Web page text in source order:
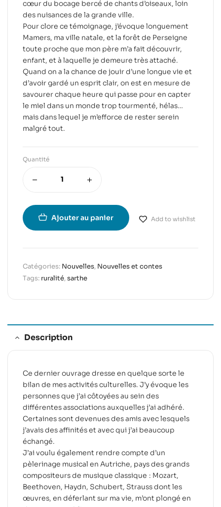
cœur du bocage bercé de chants d’oiseaux, loin
des nuisances de la grande ville.
Pour clore ce témoignage, j’évoque longuement
Mamers, ma ville natale, et la forêt de Perseigne
toute proche que mon père m’a fait découvrir,
enfant, et à laquelle je demeure très attaché.
Quand on a la chance de jouir d’une longue vie et
d’avoir gardé un esprit clair, on est en mesure de
savourer chaque heure qui passe pour en capter
le miel dans un monde trop tourmenté, hélas…
mais dans lequel je m’efforce de rester serein
malgré tout.
Quantité
Ajouter au panier Add to wishlist
Catégories: Nouvelles, Nouvelles et contes
Tags: ruralité,sarthe
Description
Ce dernier ouvrage dresse en quelque sorte le
bilan de mes activités culturelles. J’y évoque les
personnes que j’ai côtoyées au sein des
différentes associations auxquelles j’ai adhéré.
Certaines sont devenues des amis avec lesquels
j’avais des affinités et avec qui j’ai beaucoup
échangé.
J’ai voulu également rendre compte d’un
pèlerinage musical en Autriche, pays des grands
compositeurs de musique classique : Mozart,
Beethoven, Haydn, Schubert, Strauss dont les
œuvres, en déferlant sur ma vie, m’ont plongé en